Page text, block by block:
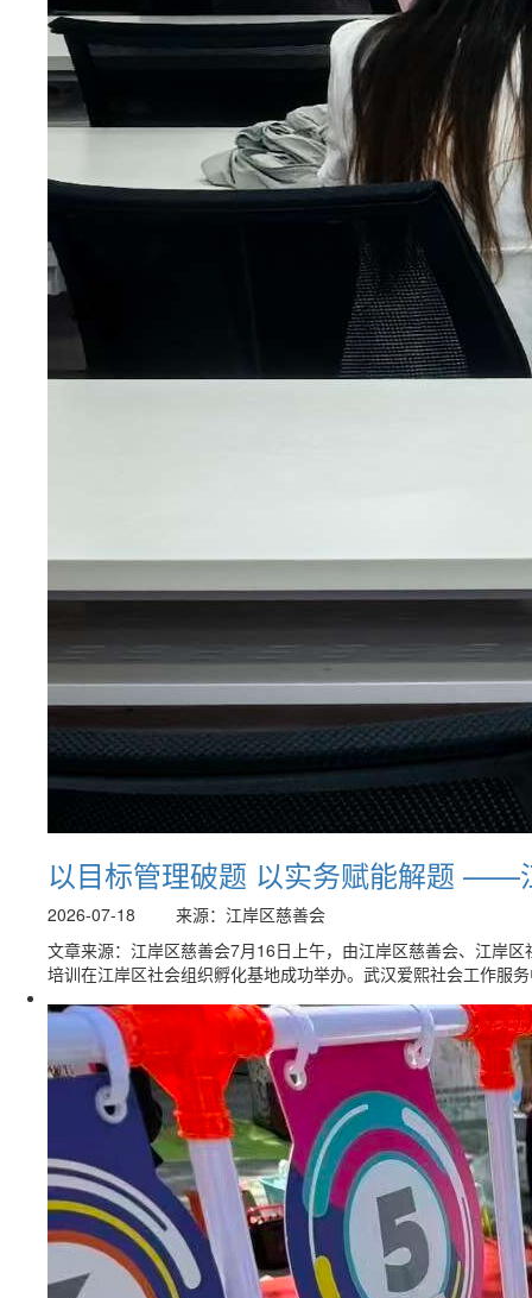
以目标管理破题 以实务赋能解题 ——
2026-07-18
来源：江岸区慈善会
文章来源：江岸区慈善会7月16日上午，由江岸区慈善会、江岸
培训在江岸区社会组织孵化基地成功举办。武汉爱熙社会工作服